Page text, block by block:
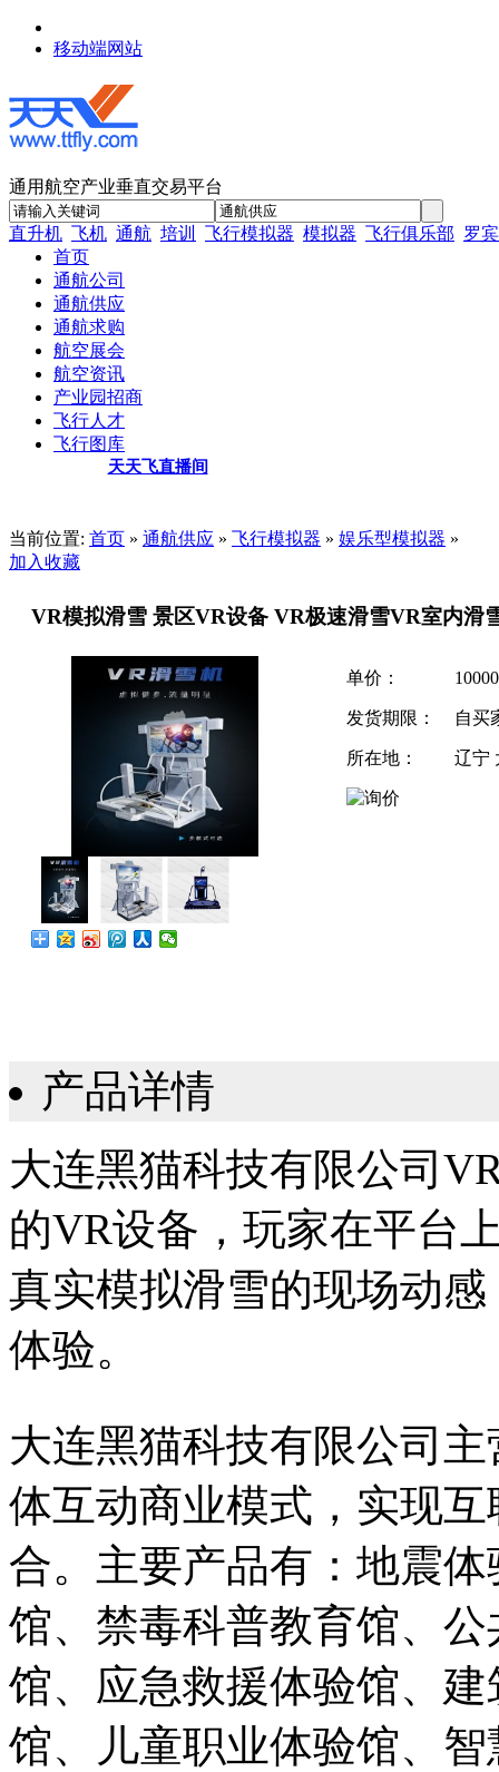
移动端网站
通用航空产业垂直交易平台
直升机 飞机 通航 培训 飞行模拟器 模拟器 飞行俱乐部 罗
首页
通航公司
通航供应
通航求购
航空展会
航空资讯
产业园招商
飞行人才
飞行图库
天天飞直播间
当前位置: 首页 » 通航供应 » 飞行模拟器 » 娱乐型模拟器 »
加入收藏
VR模拟滑雪 景区VR设备 VR极速滑雪VR室内滑
单价：
发货期限： 自买
所在地： 辽宁
产品详情
大连黑猫科技有限公司
的VR设备，玩家在平台
真实模拟滑雪的现场动
体验。
大连黑猫科技有限公司
体互动商业模式，实现
合。主要产品有：地震
馆、禁毒科普教育馆、
馆、应急救援体验馆、
馆、儿童职业体验馆、